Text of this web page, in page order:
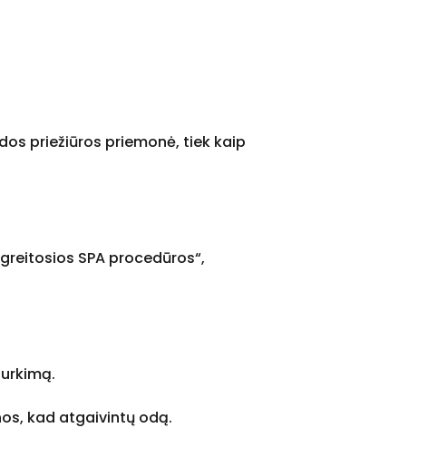
priežiūros priemonė, tiek kaip
SPA procedūros“,
kad atgaivintų odą.